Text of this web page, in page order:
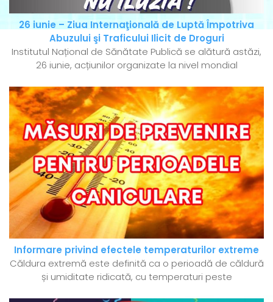
26 iunie – Ziua Internaţională de Luptă Împotriva
Abuzului şi Traficului Ilicit de Droguri
Institutul Național de Sănătate Publică se alătură astăzi,
26 iunie, acțiunilor organizate la nivel mondial
Informare privind efectele temperaturilor extreme
Căldura extremă este definită ca o perioadă de căldură
și umiditate ridicată, cu temperaturi peste